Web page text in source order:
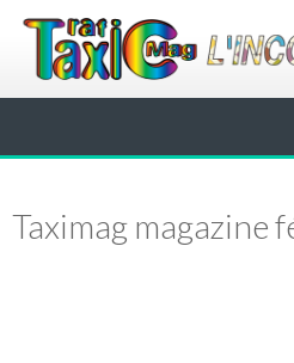
Taximag magazine